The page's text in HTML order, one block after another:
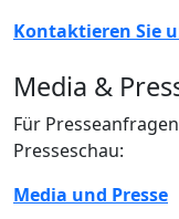
Kontaktieren Sie
Media &
Für
Presseschau:
Media und Presse